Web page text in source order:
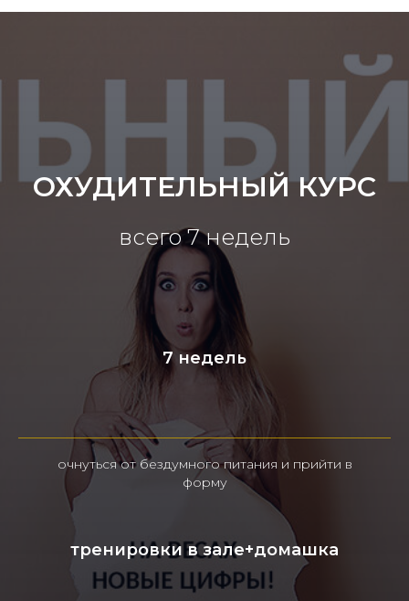
ОХУДИТЕЛЬНЫЙ КУРС
всего 7 недель
7 недель
очнуться от бездумного питания и прийти в
форму
тренировки в зале+домашка